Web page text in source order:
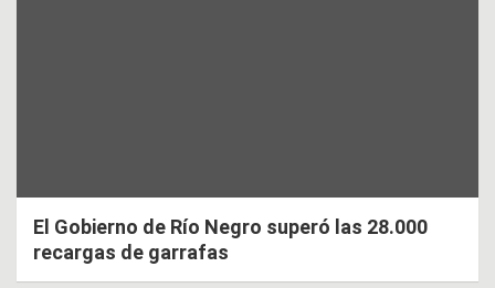
El Gobierno de Río Negro superó las 28.000
recargas de garrafas